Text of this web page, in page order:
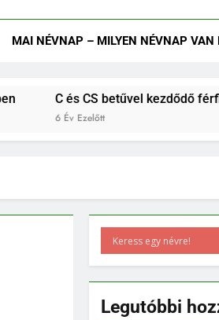
MAI NÉVNAP – MILYEN NÉVNAP VAN
C és CS betűvel kezdődő férfi és női
Legutóbbi